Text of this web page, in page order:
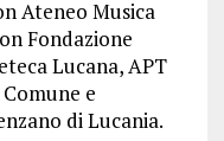
Ateneo Musica
Fondazione
Lucana, APT
e
di Lucania.